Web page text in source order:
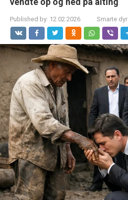
Published by: 12.02.2026 Smarte dyr